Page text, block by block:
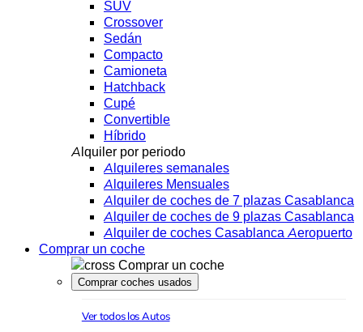
SUV
Crossover
Sedán
Compacto
Camioneta
Hatchback
Cupé
Convertible
Híbrido
Alquiler por periodo
Alquileres semanales
Alquileres Mensuales
Alquiler de coches de 7 plazas Casablanca
Alquiler de coches de 9 plazas Casablanca
Alquiler de coches Casablanca Aeropuerto
Comprar un coche
Comprar un coche
Comprar coches usados
Ver todos los Autos